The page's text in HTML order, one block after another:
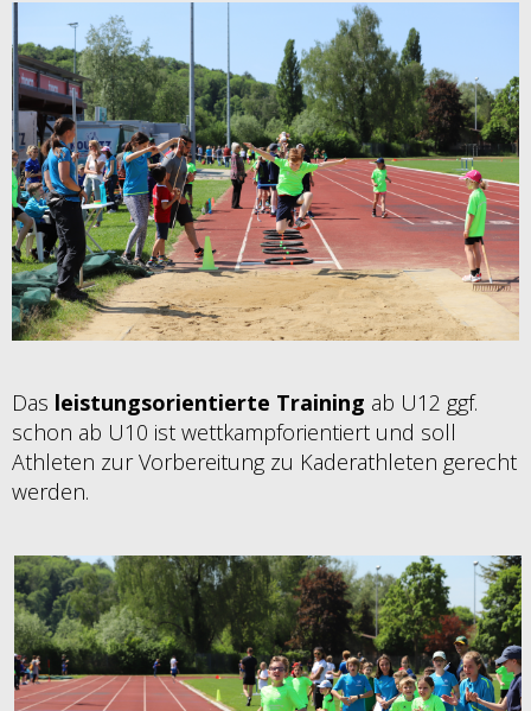
Das leistungsorientierte Training ab U12 ggf.
schon ab U10 ist wettkampforientiert und soll
Athleten zur Vorbereitung zu Kaderathleten gerecht
werden.